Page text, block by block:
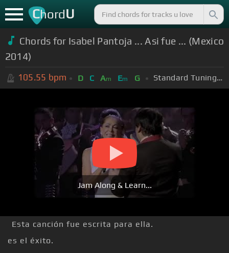
ChordU
Chords for Isabel Pantoja ... Asi fue ... (Mexico
2014)
105.55 bpm D C Am Em G Standard Tuning (EADGBE)
Jam Along & Learn...
Esta canción fue escrita para ella.
es el éxito.